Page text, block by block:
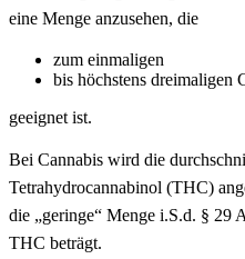
eine Menge anzusehen, die
zum einmaligen
bis höchstens dreimaligen
geeignet ist.
Bei Cannabis wird die
Tetrahydrocannabinol (THC)
die „geringe“ Menge i.S.d. § 29
THC beträgt.